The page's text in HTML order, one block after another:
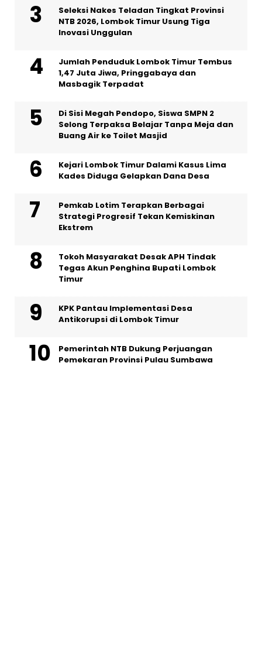
Seleksi Nakes Teladan Tingkat Provinsi
NTB 2026, Lombok Timur Usung Tiga
Inovasi Unggulan
Jumlah Penduduk Lombok Timur Tembus
1,47 Juta Jiwa, Pringgabaya dan
Masbagik Terpadat
Di Sisi Megah Pendopo, Siswa SMPN 2
Selong Terpaksa Belajar Tanpa Meja dan
Buang Air ke Toilet Masjid
Kejari Lombok Timur Dalami Kasus Lima
Kades Diduga Gelapkan Dana Desa
Pemkab Lotim Terapkan Berbagai
Strategi Progresif Tekan Kemiskinan
Ekstrem
Tokoh Masyarakat Desak APH Tindak
Tegas Akun Penghina Bupati Lombok
Timur
KPK Pantau Implementasi Desa
Antikorupsi di Lombok Timur
Pemerintah NTB Dukung Perjuangan
Pemekaran Provinsi Pulau Sumbawa